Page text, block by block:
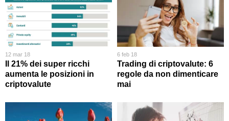
12 mar 18
Il 21% dei super ricchi
aumenta le posizioni in
criptovalute
6 feb 18
Trading di criptovalute: 6
regole da non dimenticare
mai